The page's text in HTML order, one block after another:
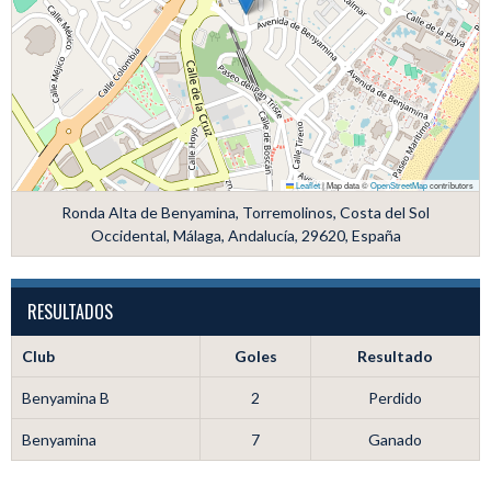
Leaflet|Map data ©OpenStreetMapcontributors
Ronda Alta de Benyamina, Torremolinos, Costa del Sol
Occidental, Málaga, Andalucía, 29620, España
RESULTADOS
Club Goles Resultado
Benyamina B 2 Perdido
Benyamina 7 Ganado